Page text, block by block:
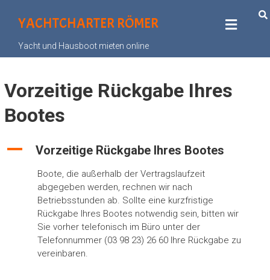
YACHTCHARTER RÖMER
Yacht und Hausboot mieten online
Vorzeitige Rückgabe Ihres
Bootes
A Vorzeitige Rückgabe Ihres Bootes
Boote, die außerhalb der Vertragslaufzeit
abgegeben werden, rechnen wir nach
Betriebsstunden ab. Sollte eine kurzfristige
Rückgabe Ihres Bootes notwendig sein, bitten wir
Sie vorher telefonisch im Büro unter der
Telefonnummer (03 98 23) 26 60 Ihre Rückgabe zu
vereinbaren.